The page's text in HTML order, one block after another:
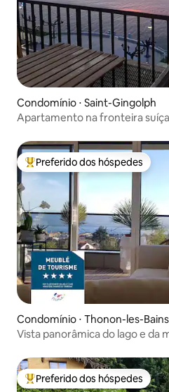
Condomínio ⋅ Saint-Gingolph
Apartamento na fronteira
Entre os melhores preferidos
Preferido dos hóspedes
Condomínio ⋅ Thonon-les-Bains
Vista panorâmica do lago e da
Entre os melhores preferidos
Preferido dos hóspedes